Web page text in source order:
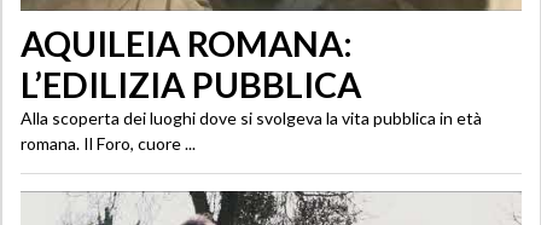
AQUILEIA ROMANA:
L’EDILIZIA PUBBLICA
Alla scoperta dei luoghi dove si svolgeva la vita pubblica in età
romana. Il Foro, cuore ...